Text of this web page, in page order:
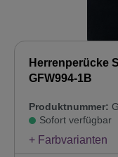
Herrenperücke
GFW994-1B
Produktnummer:
Sofort verfügbar
+ Farbvarianten